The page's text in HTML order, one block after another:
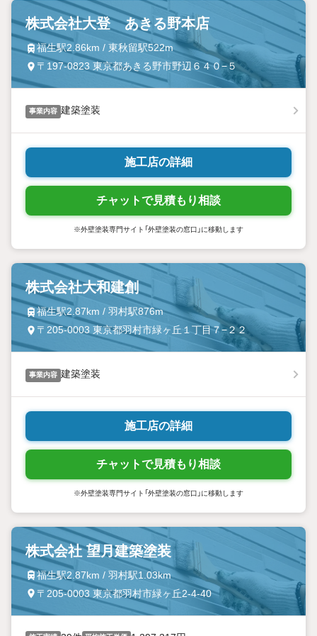
株式会社大登 あきる野本店
福生駅2.86km / 東秋留駅522m
〒197-0823 東京都あきる野市野辺６４０−５
事業内容 建築塗装
施工店の詳細
チャットで見積もり相談
※外壁塗装専門サイト「外壁塗装の窓口」に移動します
株式会社大和建創
福生駅2.87km / 羽村駅876m
〒205-0003 東京都羽村市緑ヶ丘１丁目７−２２
事業内容 建築塗装
施工店の詳細
チャットで見積もり相談
※外壁塗装専門サイト「外壁塗装の窓口」に移動します
株式会社 望月建築塗装
福生駅2.87km / 羽村駅1.03km
〒205-0003 東京都羽村市緑ヶ丘2-4-40